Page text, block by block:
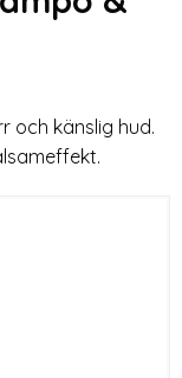
och känslig hud.